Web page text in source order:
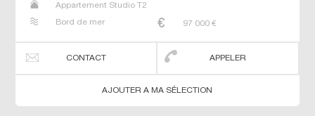
Appartement Studio T2
Bord de mer 97 000 €
CONTACT APPELER
AJOUTER A MA SÉLECTION